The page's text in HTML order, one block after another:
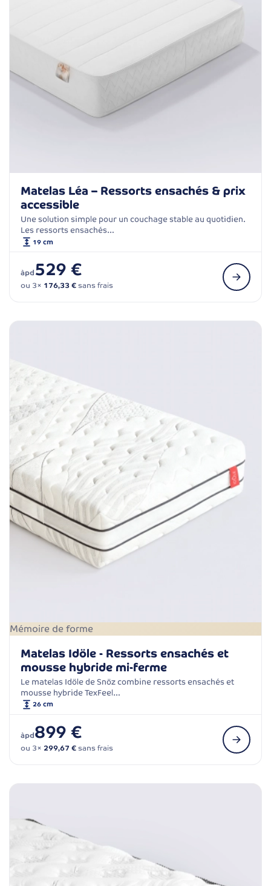
Matelas Léa – Ressorts ensachés & prix
accessible
Une solution simple pour un couchage stable au quotidien.
Les ressorts ensachés…
19 cm
àpd529 €
ou 3× 176,33 €sans frais
Mémoire de forme
Matelas Idöle - Ressorts ensachés et
mousse hybride mi-ferme
Le matelas Idöle de Snöz combine ressorts ensachés et
mousse hybride TexFeel…
26 cm
àpd899 €
ou 3× 299,67 €sans frais